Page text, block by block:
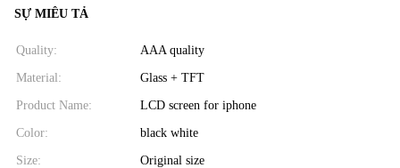
SỰ MIÊU TẢ
Quality: AAA quality
Material: Glass + TFT
Product Name: LCD screen for iphone
Color: black white
Size: Original size